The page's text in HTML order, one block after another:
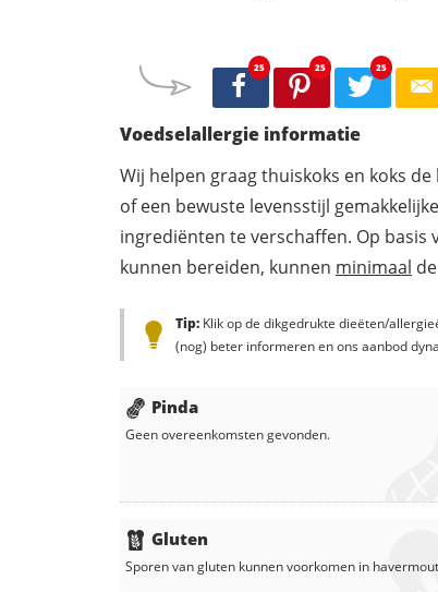
25 25 25
Voedselallergie informatie
Wij helpen graag thuiskoks en koks
of een bewuste levensstijl
ingrediënten te verschaffen. Op
kunnen bereiden, kunnen minimaal
Tip: Klik op de dikgedrukte dieëten/
(nog) beter informeren en ons aanbod
Pinda
Geen overeenkomsten gevonden.
Gluten
Sporen van gluten kunnen voorkomen in havermout